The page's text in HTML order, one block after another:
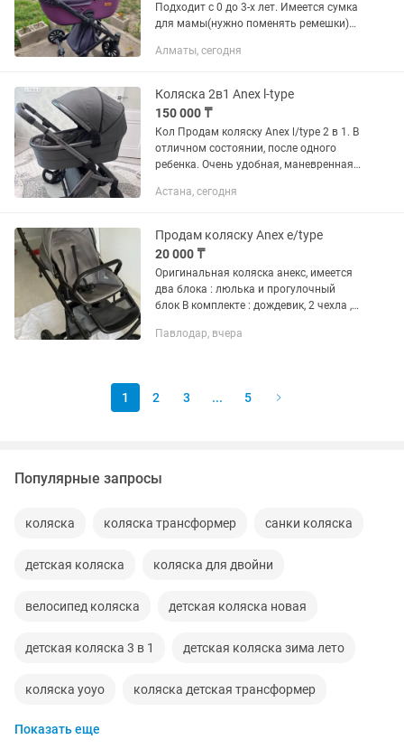
Подходит с 0 до 3-х лет. Имеется сумка
для мамы(нужно поменять ремешки)
краю немного выцвел. В остальном
Алматы, сегодня
Коляска 2в1 Anex l-type
150 000 ₸
Кол Продам коляску Anex l/type 2 в 1. В
отличном состоянии, после одного
ребенка. Очень удобная, маневренная
комплект. Пользовались аккуратно.
Астана, сегодня
Продам коляску Anex e/type
20 000 ₸
Оригинальная коляска анекс, имеется
два блока : люлька и прогулочный
блок В комплекте : дождевик, 2 чехла ,
Павлодар, вчера
1 2 3 ... 5
Популярные запросы
коляска коляска трансформер санки коляска
детская коляска коляска для двойни
велосипед коляска детская коляска новая
детская коляска 3 в 1 детская коляска зима лето
коляска yoyo коляска детская трансформер
новая инвалидная коляска
Показать еще